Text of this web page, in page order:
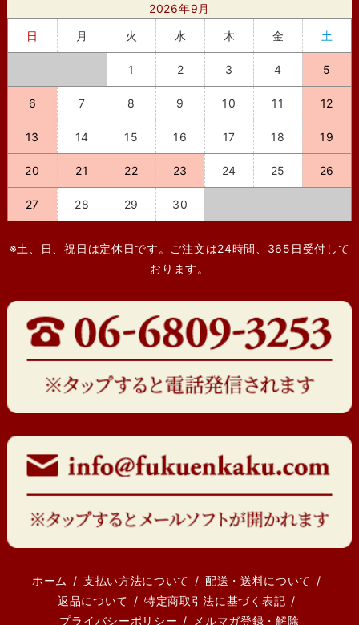
2026年9月
日
月 火 水 木 金 土
1 2 3 4 5
6 7 8 9 10 11 12
13 14 15 16 17 18 19
20 21 22 23 24 25 26
27 28 29 30
※土、日、祝日は定休日です。ご注文は24時間、365日受付して
おります。
ホーム 支払い方法について
配送・送料について
返品について
特定商取引法に基づく表記
プライバシーポリシー
メルマガ登録・解除